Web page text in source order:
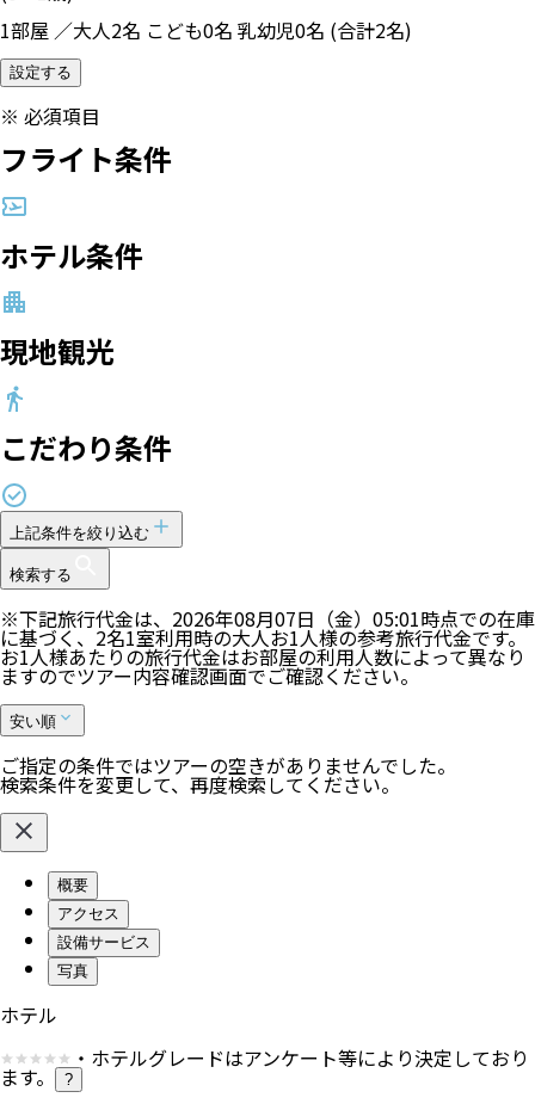
1部屋 ／大人2名 こども0名 乳幼児0名 (合計2名)
設定する
※ 必須項目
フライト条件
ホテル条件
現地観光
こだわり条件
上記条件を絞り込む
検索する
※下記旅行代金は、 2026年08月07日（金）05:01時点での在庫
に基づく、2名1室利用時の大人お1人様の参考旅行代金です。
お1人様あたりの旅行代金はお部屋の利用人数によって異なり
ますのでツアー内容確認画面でご確認ください。
安い順
ご指定の条件ではツアーの空きがありませんでした。
検索条件を変更して、再度検索してください。
概要
アクセス
設備サービス
写真
ホテル
・ホテルグレードはアンケート等により決定しており
ます。 ?